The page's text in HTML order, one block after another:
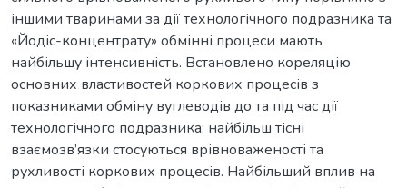
іншими тваринами за дії технологічного подразника та
«Йодіс-концентрату» обмінні процеси мають
найбільшу інтенсивність. Встановлено кореляцію
основних властивостей коркових процесів з
показниками обміну вуглеводів до та під час дії
технологічного подразника: найбільш тісні
взаємозв’язки стосуються врівноваженості та
рухливості коркових процесів. Найбільший вплив на